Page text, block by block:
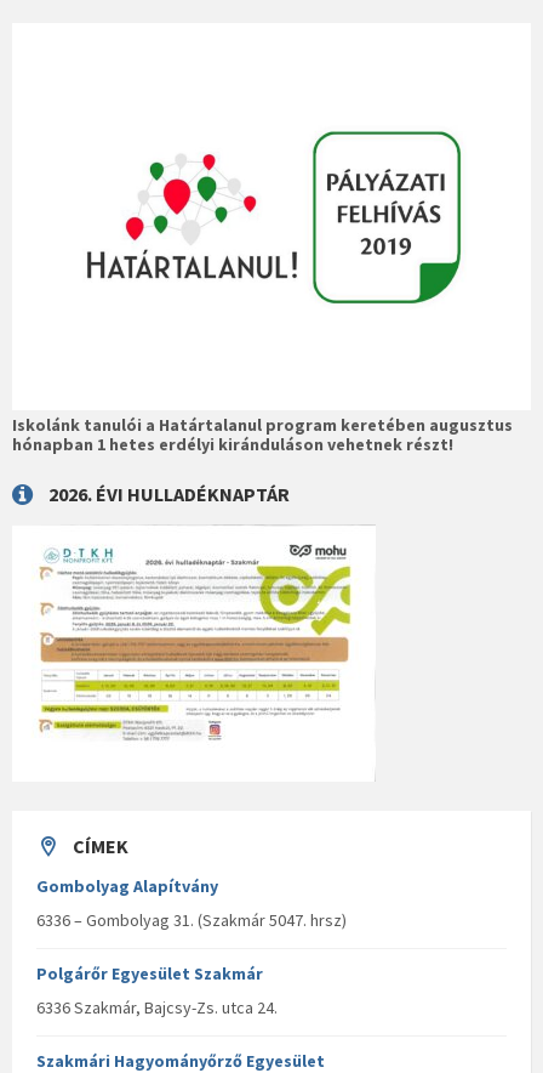
Iskolánk tanulói a Határtalanul program keretében augusztus
hónapban 1 hetes erdélyi kiránduláson vehetnek részt!
2026. ÉVI HULLADÉKNAPTÁR
CÍMEK
Gombolyag Alapítvány
6336 – Gombolyag 31. (Szakmár 5047. hrsz)
Polgárőr Egyesület Szakmár
6336 Szakmár, Bajcsy-Zs. utca 24.
Szakmári Hagyományőrző Egyesület